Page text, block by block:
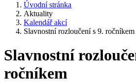
Úvodní stránka
Aktuality
Kalendář akcí
Slavnostní rozloučení s 9. ročníkem
Slavnostní
ročníkem